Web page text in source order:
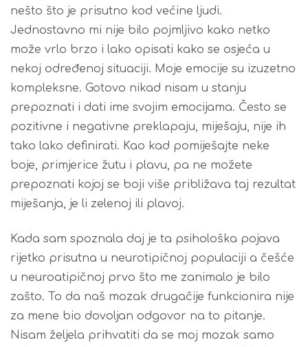
nešto što je prisutno kod većine ljudi.
Jednostavno mi nije bilo pojmljivo kako netko
može vrlo brzo i lako opisati kako se osjeća u
nekoj određenoj situaciji. Moje emocije su izuzetno
kompleksne. Gotovo nikad nisam u stanju
prepoznati i dati ime svojim emocijama. Često se
pozitivne i negativne preklapaju, miješaju, nije ih
tako lako definirati. Kao kad pomiješajte neke
boje, primjerice žutu i plavu, pa ne možete
prepoznati kojoj se boji više približava taj rezultat
miješanja, je li zelenoj ili plavoj.
Kada sam spoznala daj je ta psihološka pojava
rijetko prisutna u neurotipičnoj populaciji a češće
u neuroatipičnoj prvo što me zanimalo je bilo
zašto. To da naš mozak drugačije funkcionira nije
za mene bio dovoljan odgovor na to pitanje.
Nisam željela prihvatiti da se moj mozak samo